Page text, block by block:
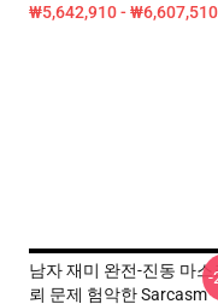
₩5,642,910 - ₩6,607,510
남자 재미 완전-진동 마스
뢰 문제 험악한 Sarcasm
-